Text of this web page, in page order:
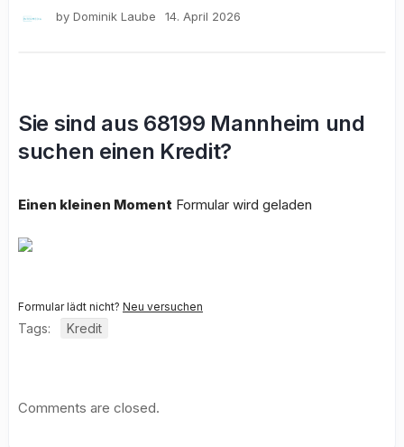
by Dominik Laube 14. April 2026
Sie sind aus 68199 Mannheim und
suchen einen Kredit?
Einen kleinen Moment Formular wird geladen
Formular lädt nicht? Neu versuchen
Tags: Kredit
Comments are closed.